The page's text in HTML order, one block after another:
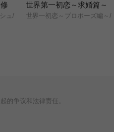
ュ/
世界第一初恋～求婚篇～
世界一初恋～プロポーズ編～/
的争议和法律责任。